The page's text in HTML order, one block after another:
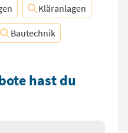
Kläranlagen
Bautechnik
hast du